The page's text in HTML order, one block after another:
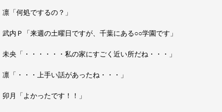
凛「何処でするの？」
武内Ｐ「来週の土曜日ですが、千葉にある○○学園です」
未央「・・・・・・私の家にすごく近い所だね・・・」
凛「・・・上手い話があったね・・・」
卯月「よかったです！！」